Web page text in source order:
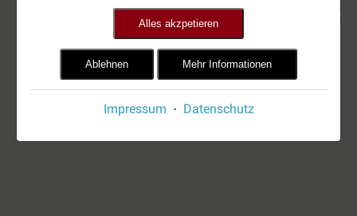
Alles akzpetieren
Ablehnen Mehr Informationen
Impressum · Datenschutz